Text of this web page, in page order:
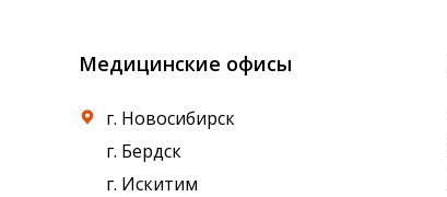
Медицинские офисы
г. Новосибирск
г. Бердск
г. Искитим